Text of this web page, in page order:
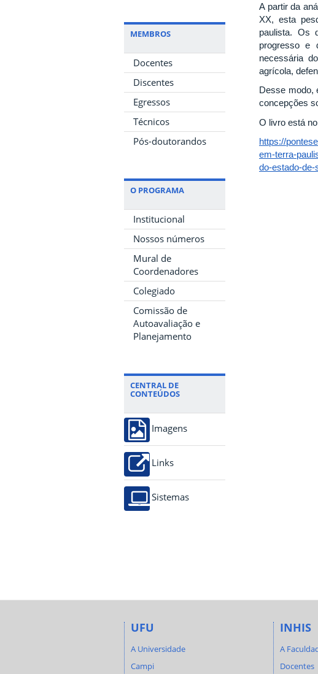
MEMBROS
Docentes
Discentes
Egressos
Técnicos
Pós-doutorandos
O PROGRAMA
Institucional
Nossos números
Mural de
Coordenadores
Colegiado
Comissão de
Autoavaliação e
Planejamento
CENTRAL DE
CONTEÚDOS
Imagens
Links
Sistemas
A partir da
XX, esta
paulista. Os
progresso e
necessária
agrícola,
Desse modo,
concepções
O livro está
https://
em-terra-
do-estado-de-
UFU
A Universidade
Campi
INHIS
A
Docentes